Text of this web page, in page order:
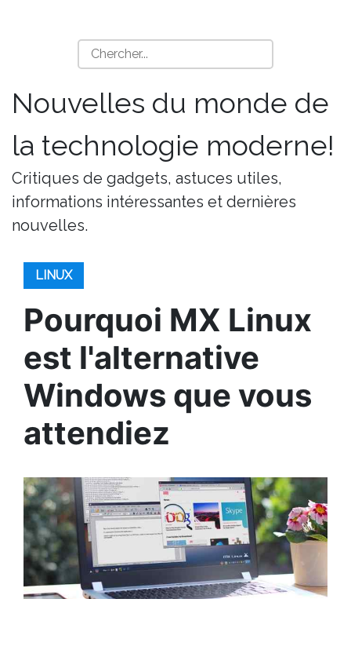
Nouvelles du monde de
la technologie moderne!
Critiques de gadgets, astuces utiles,
informations intéressantes et dernières
nouvelles.
LINUX
Pourquoi MX Linux
est l'alternative
Windows que vous
attendiez